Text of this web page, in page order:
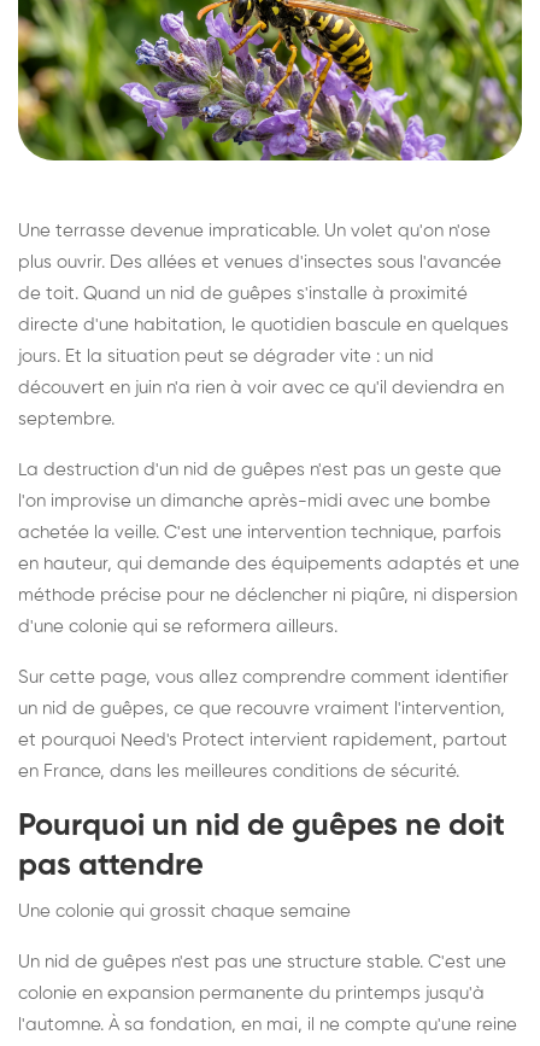
Une terrasse devenue impraticable. Un volet qu'on n'ose
plus ouvrir. Des allées et venues d'insectes sous l'avancée
de toit. Quand un nid de guêpes s'installe à proximité
directe d'une habitation, le quotidien bascule en quelques
jours. Et la situation peut se dégrader vite : un nid
découvert en juin n'a rien à voir avec ce qu'il deviendra en
septembre.
La destruction d'un nid de guêpes n'est pas un geste que
l'on improvise un dimanche après-midi avec une bombe
achetée la veille. C'est une intervention technique, parfois
en hauteur, qui demande des équipements adaptés et une
méthode précise pour ne déclencher ni piqûre, ni dispersion
d'une colonie qui se reformera ailleurs.
Sur cette page, vous allez comprendre comment identifier
un nid de guêpes, ce que recouvre vraiment l'intervention,
et pourquoi Need's Protect intervient rapidement, partout
en France, dans les meilleures conditions de sécurité.
Pourquoi un nid de guêpes ne doit
pas attendre
Une colonie qui grossit chaque semaine
Un nid de guêpes n'est pas une structure stable. C'est une
colonie en expansion permanente du printemps jusqu'à
l'automne. À sa fondation, en mai, il ne compte qu'une reine